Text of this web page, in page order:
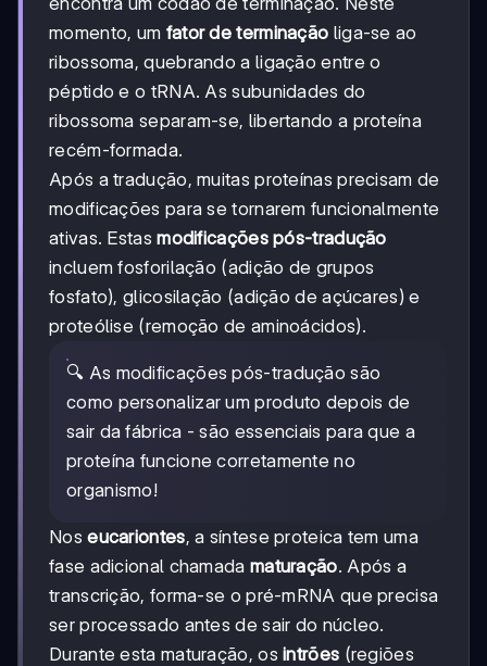
momento, um fator de terminação liga-se ao
ribossoma, quebrando a ligação entre o
péptido e o tRNA. As subunidades do
ribossoma separam-se, libertando a proteína
recém-formada.
Após a tradução, muitas proteínas precisam de
modificações para se tornarem funcionalmente
ativas. Estasmodificações pós-tradução
incluem fosforilação (adição de grupos
fosfato), glicosilação (adição de açúcares) e
proteólise (remoção de aminoácidos).
🔍 As modificações pós-tradução são
como personalizar um produto depois de
sair da fábrica - são essenciais para que a
proteína funcione corretamente no
organismo!
Noseucariontes, a síntese proteica tem uma
fase adicional chamada maturação. Após a
transcrição, forma-se o pré-mRNA que precisa
ser processado antes de sair do núcleo.
Durante esta maturação, osintrões (regiões